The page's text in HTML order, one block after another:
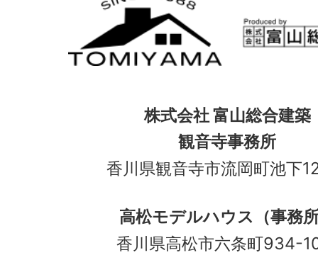
株式会社 富山総合建築
観音寺事務所
香川県観音寺市流岡町池下
高松モデルハウス（事務
香川県高松市六条町